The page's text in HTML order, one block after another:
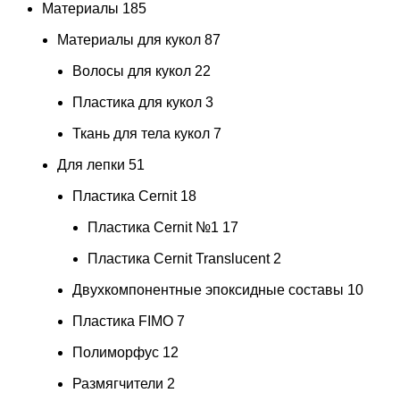
Материалы 185
Материалы для кукол 87
Волосы для кукол 22
Пластика для кукол 3
Ткань для тела кукол 7
Для лепки 51
Пластика Cernit 18
Пластика Cernit №1 17
Пластика Cernit Translucent 2
Двухкомпонентные эпоксидные составы 10
Пластика FIMO 7
Полиморфус 12
Размягчители 2